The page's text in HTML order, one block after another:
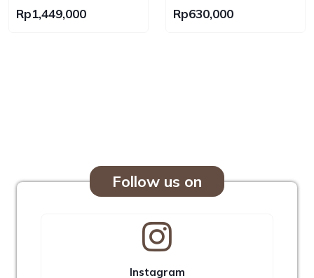
Bag Lamskin No Brand
Rp1,449,000
Nylon Bag
Rp630,000
Follow us on
Instagram